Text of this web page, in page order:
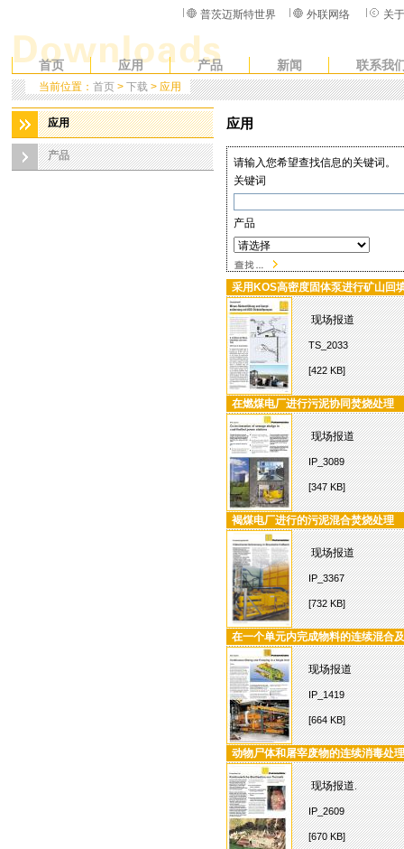
普茨迈斯特世界 外联网络 关
首页 应用 产品 新闻 联系我
当前位置： 首页 > 下载 > 应用
应用
产品
应用
请输入您希望查找信息的关键词。
关键词
产品
采用KOS高密度固体泵进行矿山回
现场报道
TS_2033
[422 KB]
在燃煤电厂进行污泥协同焚烧处理
现场报道
IP_3089
[347 KB]
褐煤电厂进行的污泥混合焚烧处理
现场报道
IP_3367
[732 KB]
在一个单元内完成物料的连续混合
现场报道
IP_1419
[664 KB]
动物尸体和屠宰废物的连续消毒处理
现场报道.
IP_2609
[670 KB]